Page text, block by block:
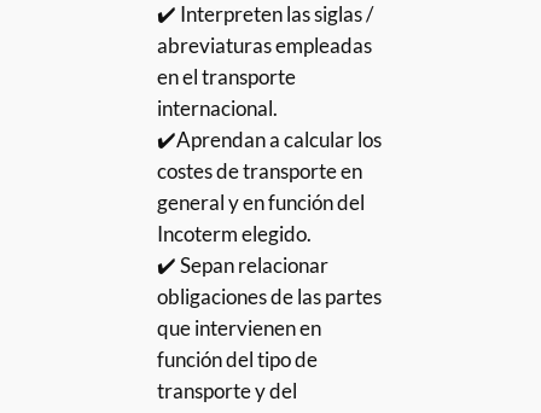
✔️ Interpreten las siglas /
abreviaturas empleadas
en el transporte
internacional.
✔️Aprendan a calcular los
costes de transporte en
general y en función del
Incoterm elegido.
✔️ Sepan relacionar
obligaciones de las partes
que intervienen en
función del tipo de
transporte y del